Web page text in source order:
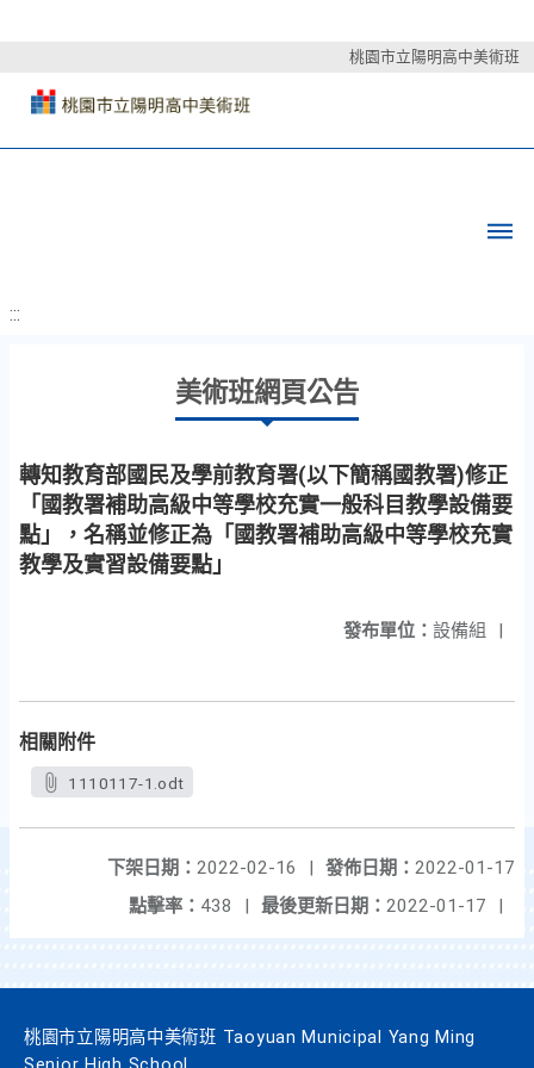
桃園市立陽明高中美術班
:::
美術班網頁公告
轉知教育部國民及學前教育署(以下簡稱國教署)修正
「國教署補助高級中等學校充實一般科目教學設備要
點」，名稱並修正為「國教署補助高級中等學校充實
教學及實習設備要點」
發布單位： 設備組 |
相關附件
1110117-1.odt
發佈日期： 2022-01-17
下架日期： 2022-02-16
|
最後更新日期： 2022-01-17 |
點擊率： 438 |
桃園市立陽明高中美術班 Taoyuan Municipal Yang Ming